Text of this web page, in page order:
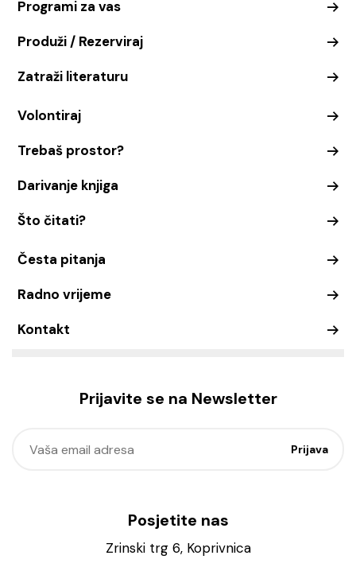
Programi za vas
Produži / Rezerviraj
Zatraži literaturu
Volontiraj
Trebaš prostor?
Darivanje knjiga
Što čitati?
Česta pitanja
Radno vrijeme
Kontakt
Prijavite se na Newsletter
Posjetite nas
Zrinski trg 6, Koprivnica